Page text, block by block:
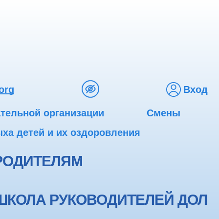
Вход
организации
Смены
детей и их оздоровления
РУКОВОДИТЕЛЕЙ ДОЛ